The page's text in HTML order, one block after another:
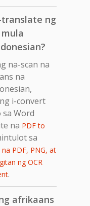
translate ng
na-scan na
na
i-convert
Word
na PDF to
sa
PDF, PNG, at
ng OCR
.
afrikaans